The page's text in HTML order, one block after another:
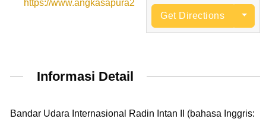
https://www.angkasapura2.co.id
Get Directions
Informasi Detail
Bandar Udara Internasional Radin Intan II (bahasa Inggris: